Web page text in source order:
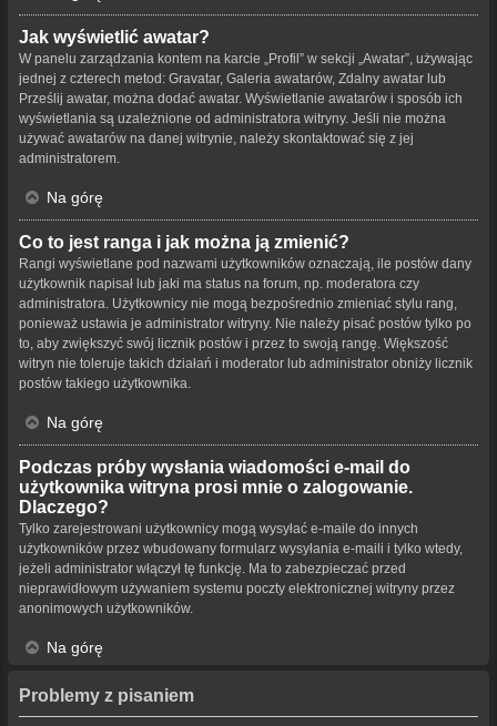
Jak wyświetlić awatar?
W panelu zarządzania kontem na karcie „Profil” w sekcji „Awatar”, używając
jednej z czterech metod: Gravatar, Galeria awatarów, Zdalny awatar lub
Prześlij awatar, można dodać awatar. Wyświetlanie awatarów i sposób ich
wyświetlania są uzależnione od administratora witryny. Jeśli nie można
używać awatarów na danej witrynie, należy skontaktować się z jej
administratorem.
Na górę
Co to jest ranga i jak można ją zmienić?
Rangi wyświetlane pod nazwami użytkowników oznaczają, ile postów dany
użytkownik napisał lub jaki ma status na forum, np. moderatora czy
administratora. Użytkownicy nie mogą bezpośrednio zmieniać stylu rang,
ponieważ ustawia je administrator witryny. Nie należy pisać postów tylko po
to, aby zwiększyć swój licznik postów i przez to swoją rangę. Większość
witryn nie toleruje takich działań i moderator lub administrator obniży licznik
postów takiego użytkownika.
Na górę
Podczas próby wysłania wiadomości e-mail do
użytkownika witryna prosi mnie o zalogowanie.
Dlaczego?
Tylko zarejestrowani użytkownicy mogą wysyłać e-maile do innych
użytkowników przez wbudowany formularz wysyłania e-maili i tylko wtedy,
jeżeli administrator włączył tę funkcję. Ma to zabezpieczać przed
nieprawidłowym używaniem systemu poczty elektronicznej witryny przez
anonimowych użytkowników.
Na górę
Problemy z pisaniem